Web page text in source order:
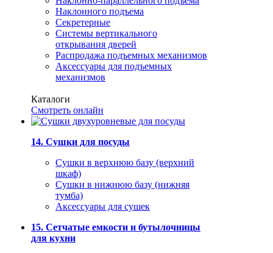
Наклонного подъема
Секретерные
Системы вертикального
открывания дверей
Распродажа подъемных механизмов
Аксессуары для подъемных
механизмов
Каталоги
Смотреть онлайн
14. Сушки для посуды
Сушки в верхнюю базу (верхний
шкаф)
Сушки в нижнюю базу (нижняя
тумба)
Аксессуары для сушек
15. Сетчатые емкости и бутылочницы
для кухни